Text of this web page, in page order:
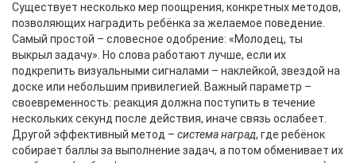
Существует несколько мер поощрения, конкретных методов,
позволяющих наградить ребёнка за желаемое поведение
Самый простой – словесное одобрение: «Молодец, ты
выкрыл задачу». Но слова работают лучше, если их
подкрепить визуальными сигналами – наклейкой, звездой на
доске или небольшим привилегией. Важный параметр –
своевременность: реакция должна поступить в течение
нескольких секунд после действия, иначе связь ослабеет.
Другой эффективный метод – система наград, где ребёнок
собирает баллы за выполнение задач, а потом обменивает их